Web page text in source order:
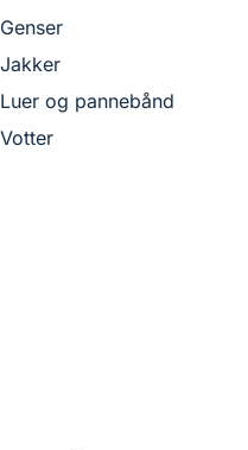
Genser
Jakker
Luer og pannebånd
Votter